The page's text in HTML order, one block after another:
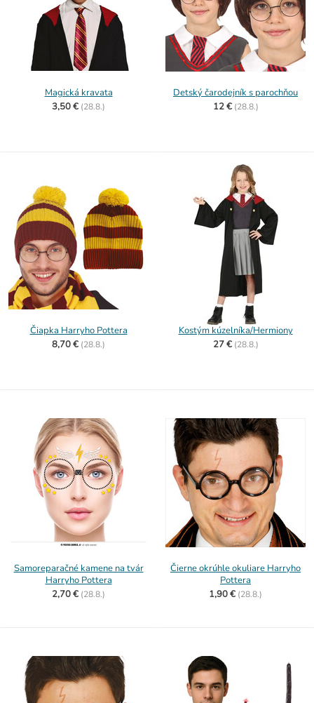
Magická kravata
3,50 € (28.8.)
Detský čarodejník s parochňou
12 € (28.8.)
Čiapka Harryho Pottera
8,70 € (28.8.)
Kostým kúzelníka/Hermiony
27 € (28.8.)
Samoreparačné kamene na tvár
Harryho Pottera
2,70 € (28.8.)
Čierne okrúhle okuliare Harryho
Pottera
1,90 € (28.8.)